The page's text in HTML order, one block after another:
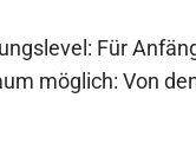
Für
möglich: Von